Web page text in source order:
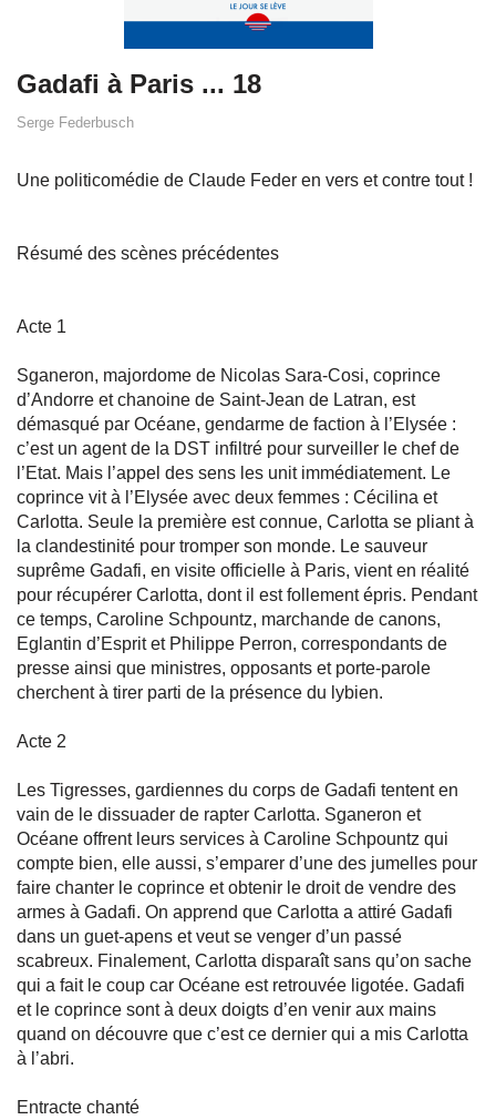
Gadafi à Paris ... 18
Serge Federbusch
Une politicomédie de Claude Feder en vers et contre tout !
Résumé des scènes précédentes
Acte 1
Sganeron, majordome de Nicolas Sara-Cosi, coprince
d’Andorre et chanoine de Saint-Jean de Latran, est
démasqué par Océane, gendarme de faction à l’Elysée :
c’est un agent de la DST infiltré pour surveiller le chef de
l’Etat. Mais l’appel des sens les unit immédiatement. Le
coprince vit à l’Elysée avec deux femmes : Cécilina et
Carlotta. Seule la première est connue, Carlotta se pliant à
la clandestinité pour tromper son monde. Le sauveur
suprême Gadafi, en visite officielle à Paris, vient en réalité
pour récupérer Carlotta, dont il est follement épris. Pendant
ce temps, Caroline Schpountz, marchande de canons,
Eglantin d’Esprit et Philippe Perron, correspondants de
presse ainsi que ministres, opposants et porte-parole
cherchent à tirer parti de la présence du lybien.
Acte 2
Les Tigresses, gardiennes du corps de Gadafi tentent en
vain de le dissuader de rapter Carlotta. Sganeron et
Océane offrent leurs services à Caroline Schpountz qui
compte bien, elle aussi, s’emparer d’une des jumelles pour
faire chanter le coprince et obtenir le droit de vendre des
armes à Gadafi. On apprend que Carlotta a attiré Gadafi
dans un guet-apens et veut se venger d’un passé
scabreux. Finalement, Carlotta disparaît sans qu’on sache
qui a fait le coup car Océane est retrouvée ligotée. Gadafi
et le coprince sont à deux doigts d’en venir aux mains
quand on découvre que c’est ce dernier qui a mis Carlotta
à l’abri.
Entracte chanté